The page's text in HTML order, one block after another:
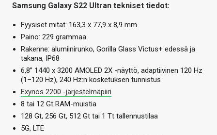
Samsung Galaxy S22 Ultran tekniset tiedot:
Fyysiset mitat: 163,3 x 77,9 x 8,9 mm
Paino: 229 grammaa
Rakenne: alumiinirunko, Gorilla Glass Victus+ edessä ja
takana, IP68
6,8” 1440 x 3200 AMOLED 2X -näyttö, adaptiivinen 120 Hz
(1–120 Hz), 240 Hz:n kosketuksen tunnistus
Exynos 2200 -järjestelmäpiiri
8 tai 12 Gt RAM-muistia
128 Gt, 256 Gt, 512 Gt tai 1 Tt tallennustilaa
5G, LTE